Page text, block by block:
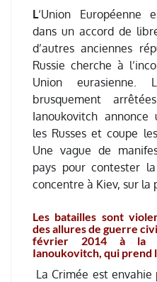
L‘Union Européenne
dans un accord de
d’autres anciennes
Russie cherche à
Union eurasienne.
brusquement
Ianoukovitch
les Russes et coupe
Une vague de
pays pour contester
concentre à Kiev, sur la
Les batailles sont
des allures de guerre
février 2014 à la
Ianoukovitch, qui prend
La Crimée est envahie